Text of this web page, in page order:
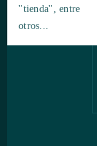
''tienda'', entre